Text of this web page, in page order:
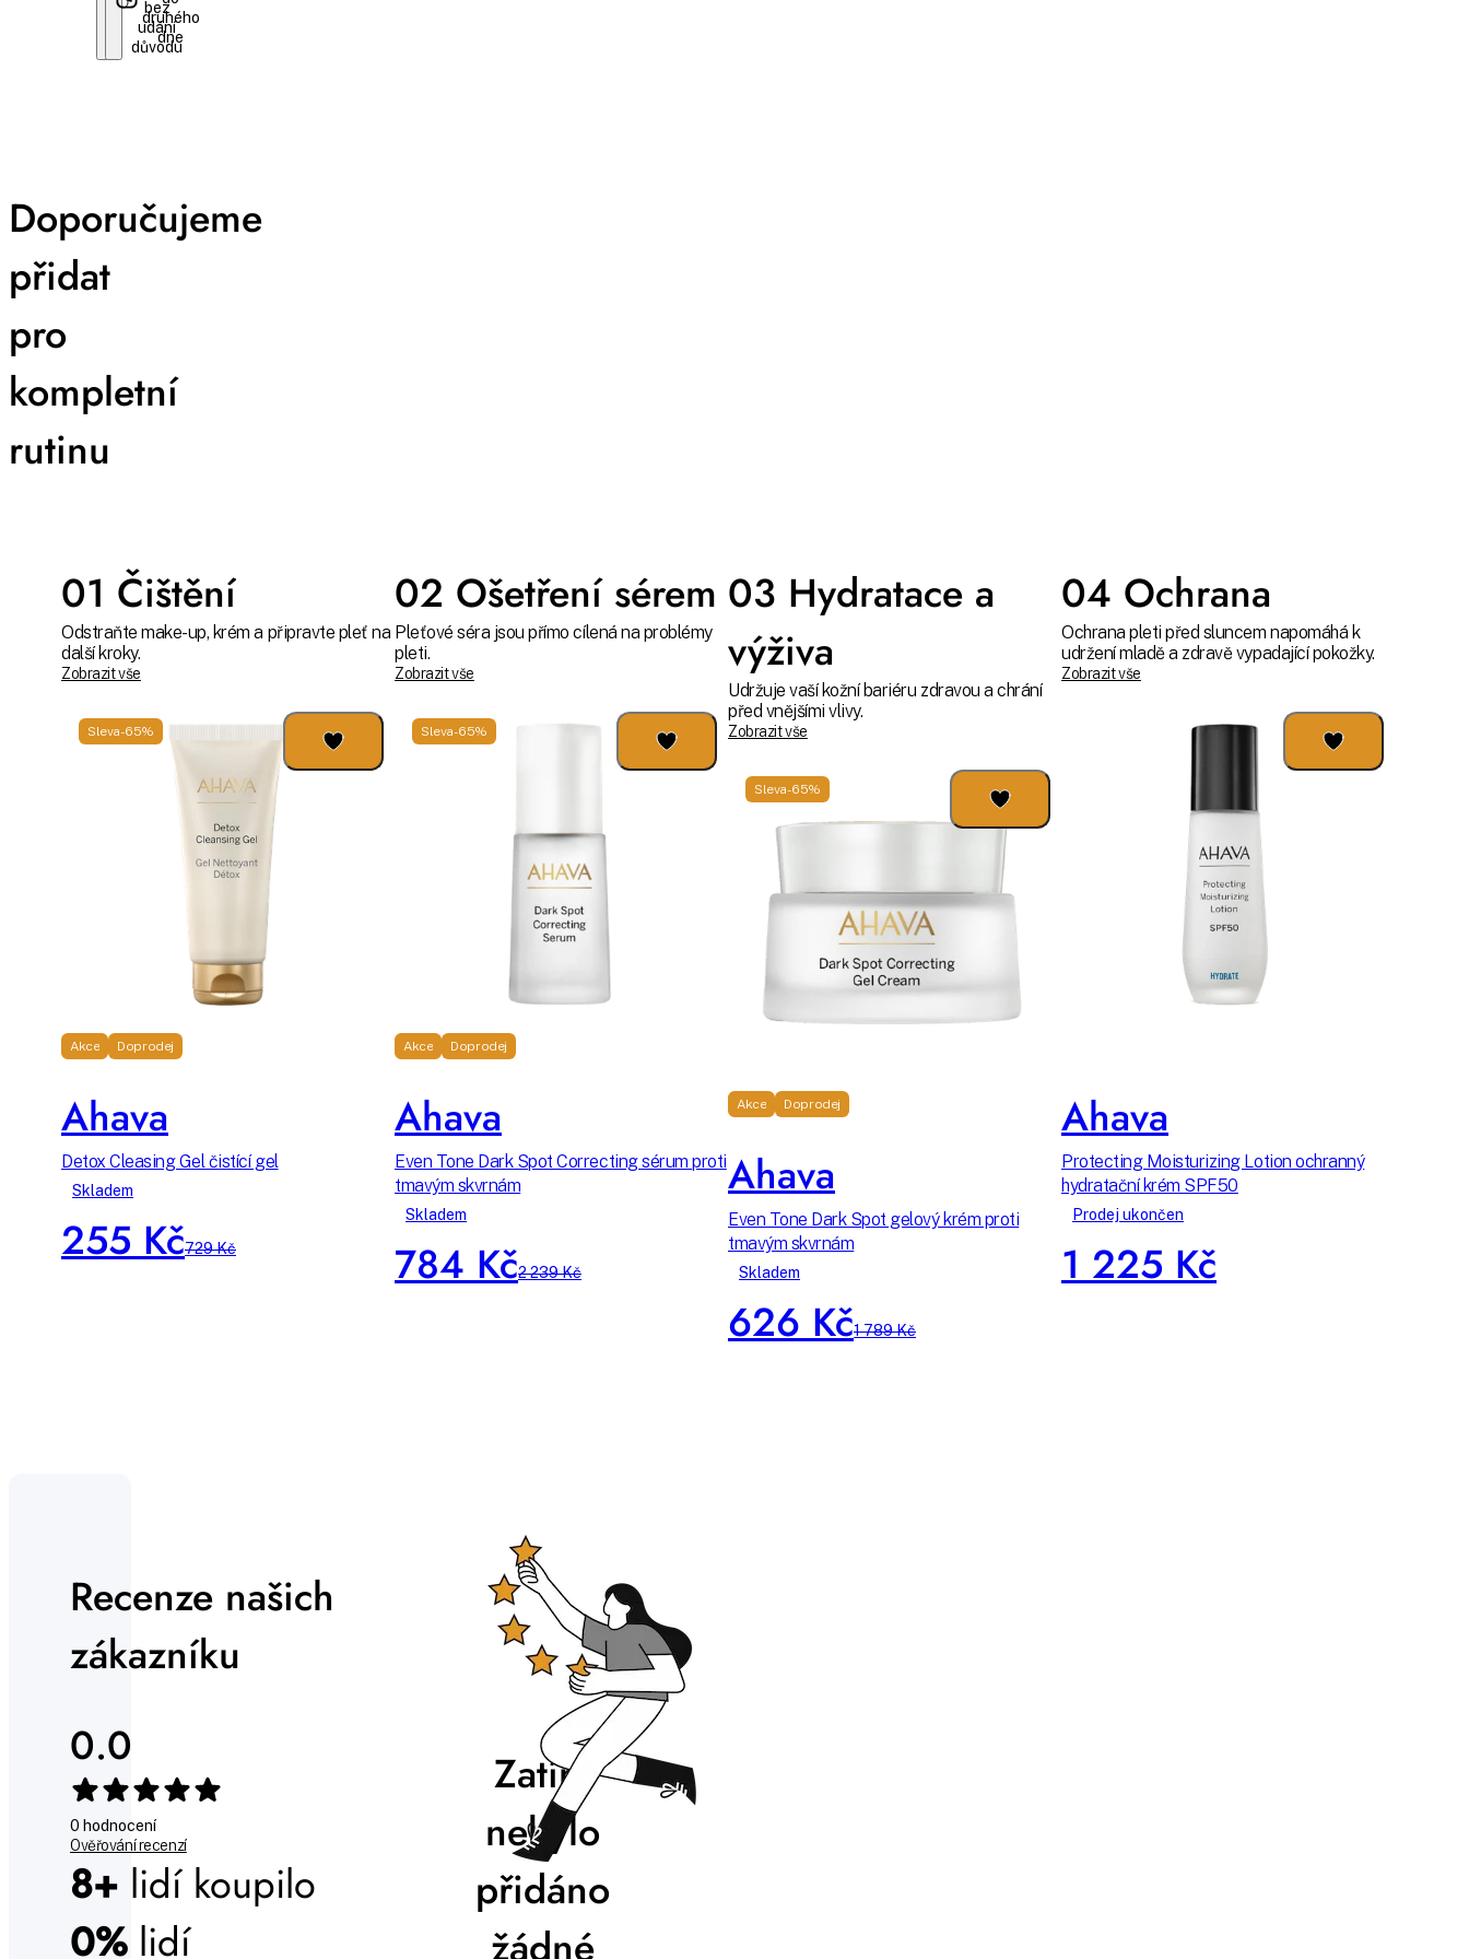
bez
udání
důvodu
druhého
dne
Doporučujeme
přidat
pro
kompletní
rutinu
01 Čištění
Odstraňte make-up, krém a připravte pleť na
další kroky.
Zobrazit vše
Sleva -65%
Akce Doprodej
Ahava
Detox Cleasing Gel čistící gel
Skladem
255 Kč729 Kč
02 Ošetření sérem
Pleťové séra jsou přímo cílená na problémy
pleti.
Zobrazit vše
Sleva -65%
Akce Doprodej
Ahava
Even Tone Dark Spot Correcting sérum proti
tmavým skvrnám
Skladem
784 Kč2 239 Kč
03 Hydratace a
výživa
Udržuje vaší kožní bariéru zdravou a chrání
před vnějšími vlivy.
Zobrazit vše
Sleva -65%
Akce Doprodej
Ahava
Even Tone Dark Spot gelový krém proti
tmavým skvrnám
Skladem
626 Kč1 789 Kč
04 Ochrana
Ochrana pleti před sluncem napomáhá k
udržení mladě a zdravě vypadající pokožky.
Zobrazit vše
Ahava
Protecting Moisturizing Lotion ochranný
hydratační krém SPF50
Prodej ukončen
1 225 Kč
Recenze našich
zákazníku
0.0
0 hodnocení
Ověřování recenzí
8+ lidí koupilo
0% lidí
Zatím
nebylo
přidáno